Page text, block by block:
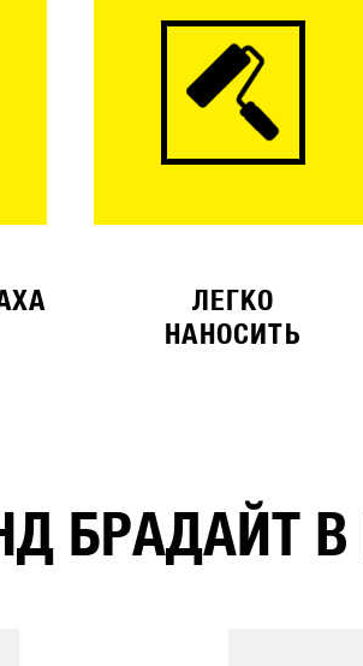
ЛЕГКО
НАНОСИТЬ
БРАДАЙТ